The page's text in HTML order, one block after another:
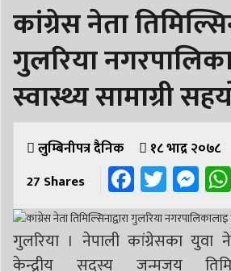
कांग्रेस नेता
गुलरिया
स्वास्थ्य सामाग्री
लुम्बिनीपत्र दैनिक
१८ भाद्र २०७८
27 Shares
गुलरिया । नेपाली कांग्रेसका युवा
केन्द्रीय सदस्य जन्मजय